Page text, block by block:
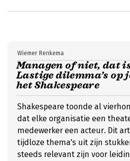
Managen of niet, dat
Lastige dilemma’s op
het Shakespeare
Wiemer Renkema
Shakespeare toonde al
dat elke organisatie een
medewerker een acteur. Dit
tijdloze thema's uit zijn
steeds relevant zijn voor